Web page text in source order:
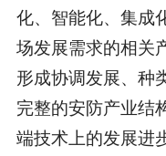
化、智能化、集成
场发展需求的相关
形成协调发展、种
完整的安防产业结
端技术上的发展进